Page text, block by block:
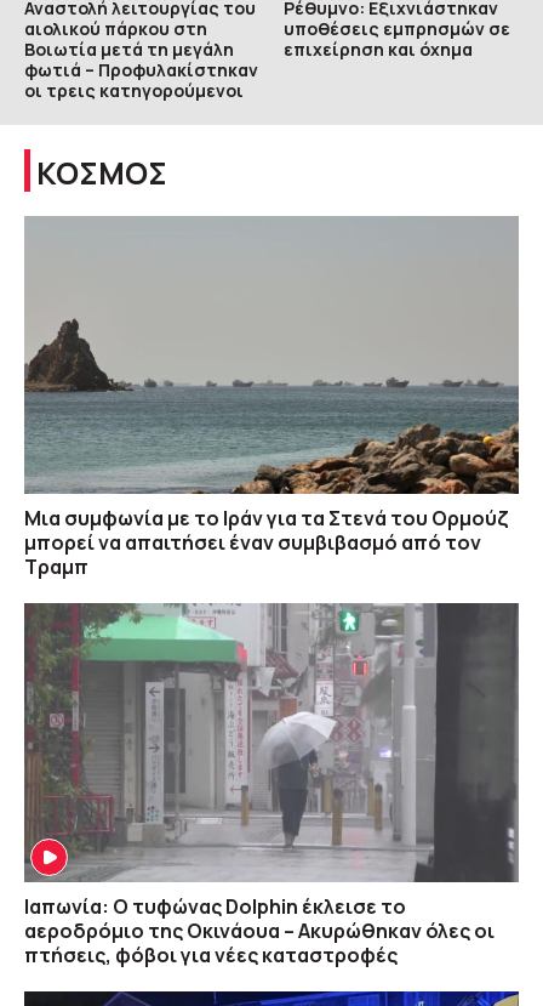
Αναστολή λειτουργίας του
αιολικού πάρκου στη
Βοιωτία μετά τη μεγάλη
φωτιά – Προφυλακίστηκαν
οι τρεις κατηγορούμενοι
Ρέθυμνο: Εξιχνιάστηκαν
υποθέσεις εμπρησμών σε
επιχείρηση και όχημα
ΚΟΣΜΟΣ
Μια συμφωνία με το Ιράν για τα Στενά του Ορμούζ
μπορεί να απαιτήσει έναν συμβιβασμό από τον
Τραμπ
Ιαπωνία: Ο τυφώνας Dolphin έκλεισε το
αεροδρόμιο της Οκινάουα – Ακυρώθηκαν όλες οι
πτήσεις, φόβοι για νέες καταστροφές